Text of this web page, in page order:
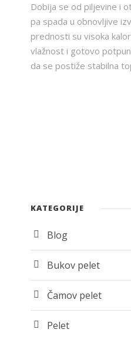
Dobija se od piljevine i
pa spada u obnovljive
prednosti su visoka
vlažnost i gotovo
da se postiže stabilna
KATEGORIJE
Blog
Bukov pelet
Čamov pelet
Pelet